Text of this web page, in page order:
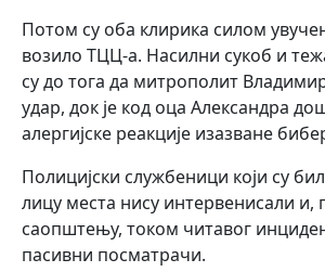
Потом су оба клирика силом
возило ТЦЦ-а. Насилни сукоб и
су до тога да митрополит
удар, док је код оца Александра
алергијске реакције изазване
Полицијски службеници који су
лицу места нису интервенисали и,
саопштењу, током читавог
пасивни посматрачи.